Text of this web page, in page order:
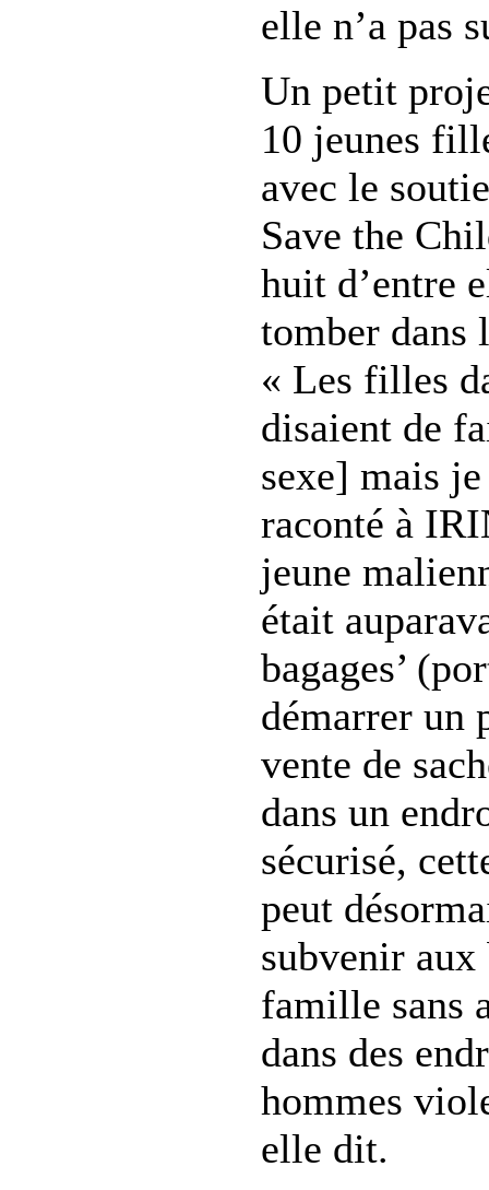
elle n’a pas
Un petit
10 jeunes
avec le
Save the
huit d’entre
tomber dans
« Les filles
disaient de
sexe] mais
raconté à
jeune
était
bagages’
démarrer un
vente de
dans un
sécurisé,
peut
subvenir aux
famille sans
dans des
hommes
elle dit.